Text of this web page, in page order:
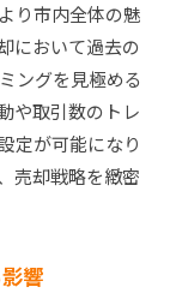
標の分析
応策
ンサイト
響
重要ポイン
対策
り市内全体の魅
において過去の
ングを見極める
や取引数のトレ
定が可能になり
売却戦略を緻密
響